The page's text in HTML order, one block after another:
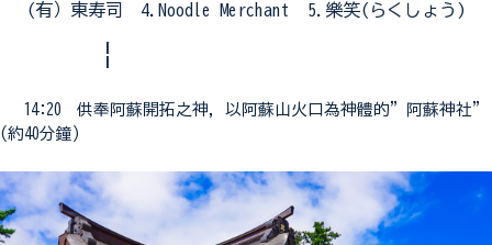
(有）東寿司 4.Noodle Merchant 5.樂笑(らくしょう)
¦
14:20 供奉阿蘇開拓之神，以阿蘇山火口為神體的”阿蘇神社”
(約40分鐘)